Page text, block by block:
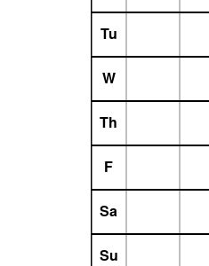
Tu
W
Th
F
Sa
Su